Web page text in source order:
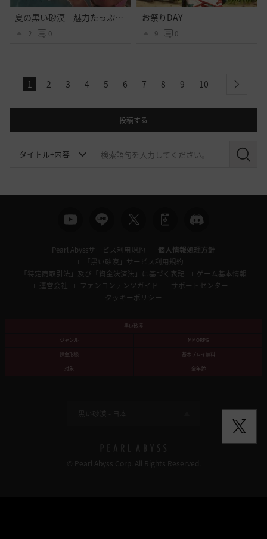
夏の黒い砂漠 魅力たっぷりシトラス衣装のｓｓ その２
2 0
お祭りDAY
9 0
1 2 3 4 5 6 7 8 9 10 next
投稿する
検
Pearl Abyssサービス利用規約
個人情報処理方針
「黒い砂漠」サービス利用規約
「特定商取引法」及び「資金決済法」に基づく表記
ゲーム基本情報
運営会社
ファンコンテンツガイド
サポートセンター
クッキーポリシー
黒い砂漠
ジャンル
MMORPG
課金形態
基本プレイ無料
対象
全年齢
黒い砂漠 - 日本
© Pearl Abyss Corp. All Rights Reserved.